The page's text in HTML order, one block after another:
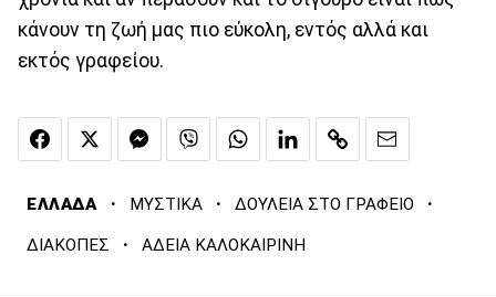
κάνουν τη ζωή μας πιο εύκολη, εντός αλλά και
εκτός γραφείου.
ΕΛΛΑΔΑ · ΜΥΣΤΙΚΑ · ΔΟΥΛΕΙΑ ΣΤΟ ΓΡΑΦΕΙΟ ·
ΔΙΑΚΟΠΕΣ · ΑΔΕΙΑ ΚΑΛΟΚΑΙΡΙΝΗ